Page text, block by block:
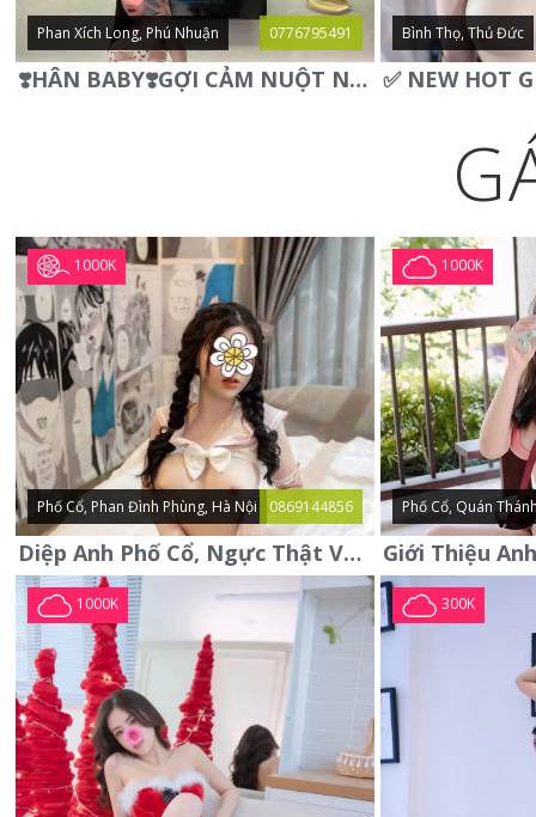
Phan Xích Long, Phú Nhuận 0776795491
❣️HÂN BABY❣️GỢI CẢM NUỘT NÀ DÁNG SON XINH XINH QUYẾN RŨ
Bình Thọ, Thủ Đức
1000K
Phố Cổ, Phan Đình Phùng, Hà Nội 0869144856
Diệp Anh Phố Cổ, Ngực Thật Vú To Thơm Tho Quyến Rũ
1000K
Phố Cổ, Quán
1000K 300K